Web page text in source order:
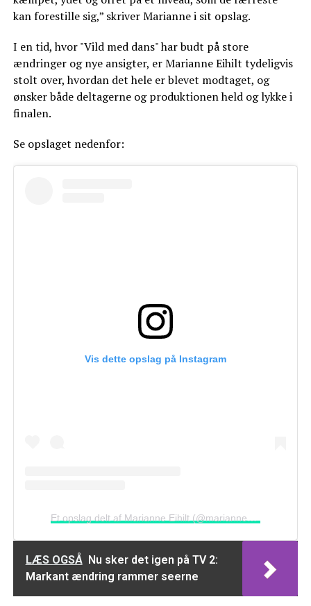
kan forestille sig,” skriver Marianne i sit opslag.
I en tid, hvor "Vild med dans" har budt på store
ændringer og nye ansigter, er Marianne Eihilt tydeligvis
stolt over, hvordan det hele er blevet modtaget, og
ønsker både deltagerne og produktionen held og lykke i
finalen.
Se opslaget nedenfor:
Vis dette opslag på Instagram
LÆS OGSÅ Nu sker det igen på TV 2:
Markant ændring rammer seerne